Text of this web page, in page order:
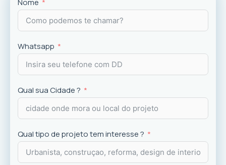
experiência dos usuários.
Nome
Whatsapp
Qual sua Cidade ?
Qual tipo de projeto tem interesse ?